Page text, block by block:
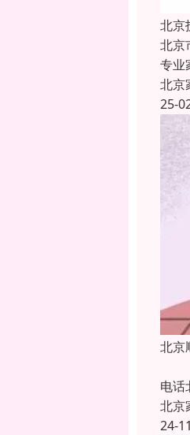
北京
北京
专业
北京
25-
北京
电话
北京
24-